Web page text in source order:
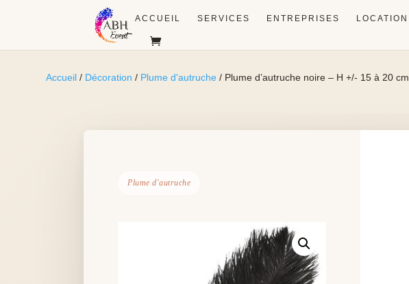
ACCUEIL SERVICES ENTREPRISES LOCATION
Accueil / Décoration / Plume d'autruche / Plume d’autruche noire – H +/- 15 à 20 cm
Plume d'autruche